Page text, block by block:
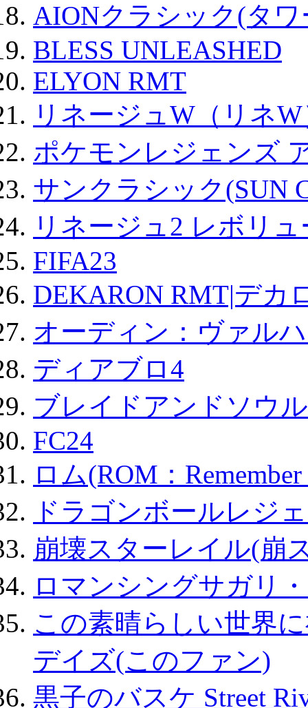
AIONクラシック(タ
BLESS UNLEASHED
ELYON RMT
リネージュW（リネ
ポケモンレジェンズ
サンクラシック(SUN
リネージュ2 レボリ
FIFA23
DEKARON RMT|デカ
オーディン：ヴァル
ディアブロ4
ブレイドアンドソウ
FC24
ロム(ROM：
ドラゴンボールレジ
崩壊スターレイル(崩
ロマンシングサガリ
この素晴らしい世界
デイズ(このファン)
黒子のバスケ Street